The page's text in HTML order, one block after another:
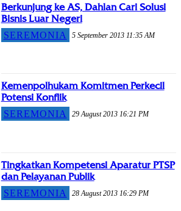
Berkunjung ke AS, Dahlan Cari Solusi
Bisnis Luar Negeri
SEREMONIA 5 September 2013 11:35 AM
Kemenpolhukam Komitmen Perkecil
Potensi Konflik
SEREMONIA 29 August 2013 16:21 PM
Tingkatkan Kompetensi Aparatur PTSP
dan Pelayanan Publik
SEREMONIA 28 August 2013 16:29 PM